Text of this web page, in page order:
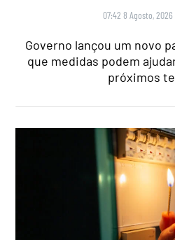
07:42 8 Agosto, 2026
Governo lançou um novo
que medidas podem
próximos